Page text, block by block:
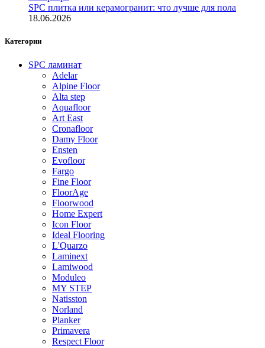
SPC плитка или керамогранит: что лучше для пола
18.06.2026
Категории
SPC ламинат
Adelar
Alpine Floor
Alta step
Aquafloor
Art East
Cronafloor
Damy Floor
Ensten
Evofloor
Fargo
Fine Floor
FloorAge
Floorwood
Home Expert
Icon Floor
Ideal Flooring
L'Quarzo
Laminext
Lamiwood
Moduleo
MY STEP
Natisston
Norland
Planker
Primavera
Respect Floor